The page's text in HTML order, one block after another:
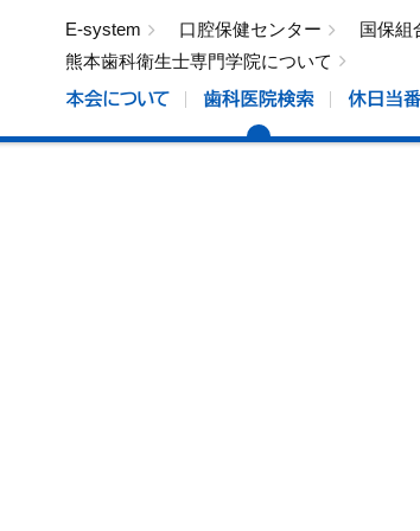
E-system 口腔保健センター
国保組
熊本歯科衛生士専門学院について